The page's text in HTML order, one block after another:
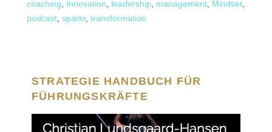
coaching
Innovation leadership management Mindset
podcast sparkr, transformation
STRATEGIE HANDBUCH FÜR
FÜHRUNGSKRÄFTE